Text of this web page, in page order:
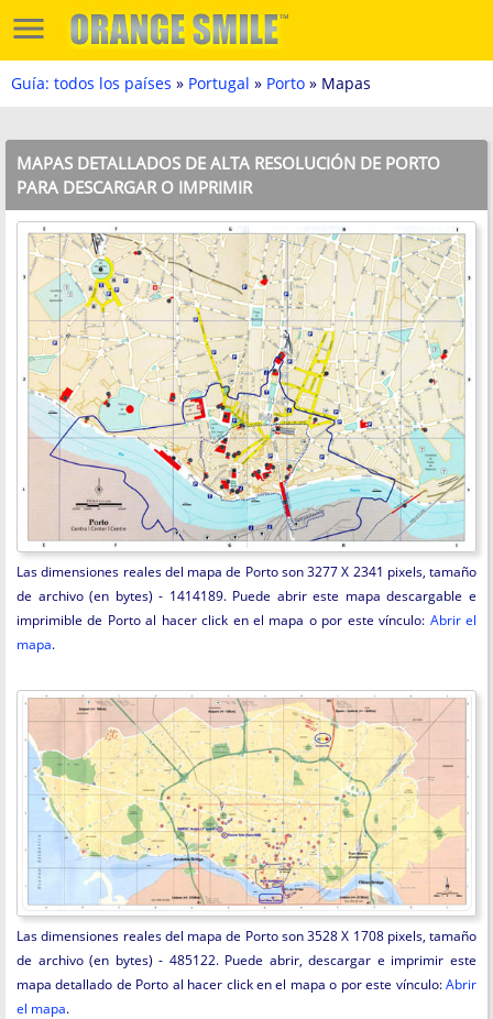
Guía: todos los países » Portugal » Porto » Mapas
MAPAS DETALLADOS DE ALTA RESOLUCIÓN DE PORTO
PARA DESCARGAR O IMPRIMIR
Las dimensiones reales del mapa de Porto son 3277 X 2341 pixels, tamaño
de archivo (en bytes) - 1414189. Puede abrir este mapa descargable e
imprimible de Porto al hacer click en el mapa o por este vínculo: Abrir el
mapa.
Las dimensiones reales del mapa de Porto son 3528 X 1708 pixels, tamaño
de archivo (en bytes) - 485122. Puede abrir, descargar e imprimir este
mapa detallado de Porto al hacer click en el mapa o por este vínculo:Abrir
el mapa.